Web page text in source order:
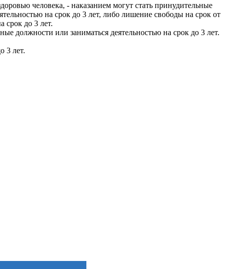
человека, - наказанием могут стать принудительные
на срок до 3 лет, либо лишение свободы на срок от
срок до 3 лет.
должности или заниматься деятельностью на срок до 3 лет.
3 лет.